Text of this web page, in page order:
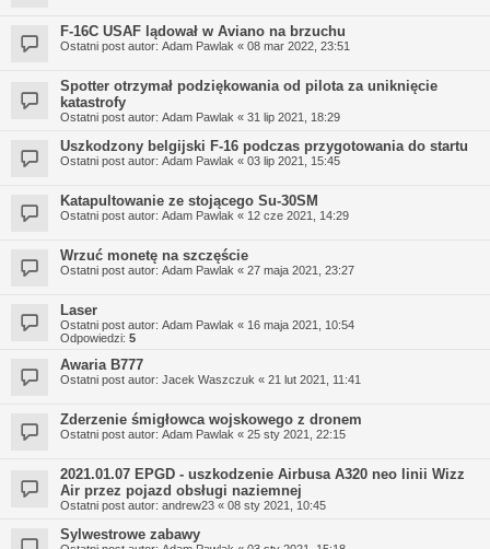
F-16C USAF lądował w Aviano na brzuchu
Ostatni post autor: Adam Pawlak « 08 mar 2022, 23:51
Spotter otrzymał podziękowania od pilota za uniknięcie
katastrofy
Ostatni post autor: Adam Pawlak « 31 lip 2021, 18:29
Uszkodzony belgijski F-16 podczas przygotowania do startu
Ostatni post autor: Adam Pawlak « 03 lip 2021, 15:45
Katapultowanie ze stojącego Su-30SM
Ostatni post autor: Adam Pawlak « 12 cze 2021, 14:29
Wrzuć monetę na szczęście
Ostatni post autor: Adam Pawlak « 27 maja 2021, 23:27
Laser
Ostatni post autor: Adam Pawlak « 16 maja 2021, 10:54
Odpowiedzi: 5
Awaria B777
Ostatni post autor: Jacek Waszczuk « 21 lut 2021, 11:41
Zderzenie śmigłowca wojskowego z dronem
Ostatni post autor: Adam Pawlak « 25 sty 2021, 22:15
2021.01.07 EPGD - uszkodzenie Airbusa A320 neo linii Wizz
Air przez pojazd obsługi naziemnej
Ostatni post autor: andrew23 « 08 sty 2021, 10:45
Sylwestrowe zabawy